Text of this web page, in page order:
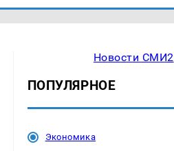
Новости СМИ2
ПОПУЛЯРНОЕ
Экономика